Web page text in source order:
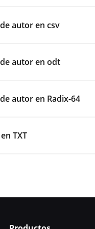
autor en csv
autor en odt
autor en Radix-64
TXT